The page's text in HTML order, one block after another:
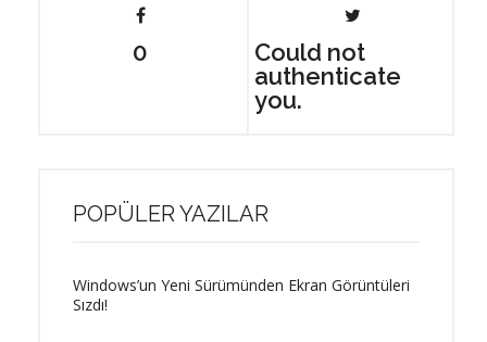
0
Could not
authenticate
you.
POPÜLER YAZILAR
Windows’un Yeni Sürümünden Ekran Görüntüleri
Sızdı!